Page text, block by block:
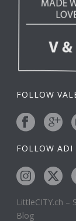
FOLLOW
FOLLOW ADI
LittleCITY.ch –
Blog